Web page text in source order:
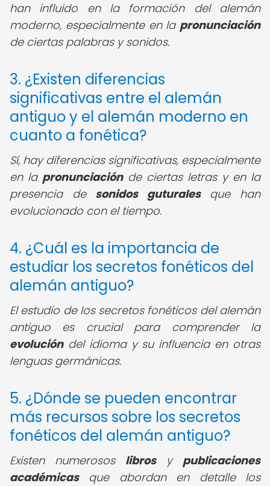
han influido en la formación del alemán
moderno, especialmente en la pronunciación
de ciertas palabras y sonidos.
3. ¿Existen diferencias
significativas entre el alemán
antiguo y el alemán moderno en
cuanto a fonética?
Sí, hay diferencias significativas, especialmente
en la pronunciaciónde ciertas letras y en la
presencia de sonidos guturalesque han
evolucionado con el tiempo.
4. ¿Cuál es la importancia de
estudiar los secretos fonéticos del
alemán antiguo?
El estudio de los secretos fonéticos del alemán
antiguo es crucial para comprender la
evolucióndel idioma y su influencia en otras
lenguas germánicas.
5. ¿Dónde se pueden encontrar
más recursos sobre los secretos
fonéticos del alemán antiguo?
Existen numerosos librosy publicaciones
académicasque abordan en detalle los